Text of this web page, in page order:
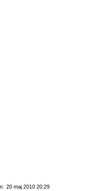
20 maj 2010 20:29